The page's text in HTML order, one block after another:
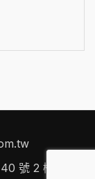
號 2 樓